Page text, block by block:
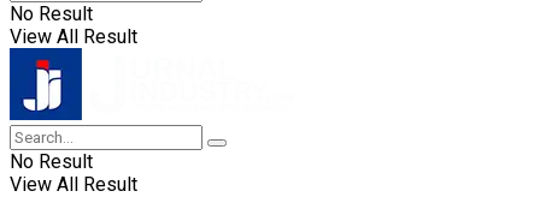
No Result
View All Result
No Result
View All Result